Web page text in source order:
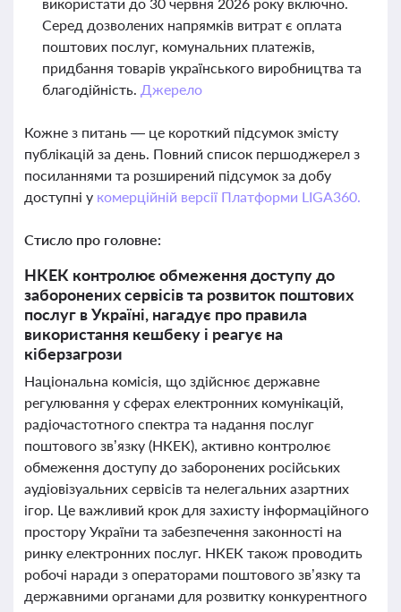
Серед дозволених напрямків витрат є оплата
поштових послуг, комунальних платежів,
придбання товарів українського виробництва та
благодійність. Джерело
Кожне з питань — це короткий підсумок змісту
публікацій за день. Повний список першоджерел з
посиланнями та розширений підсумок за добу
доступні у комерційній версії Платформи LIGA360.
Стисло про головне:
НКЕК контролює обмеження доступу до
заборонених сервісів та розвиток поштових
послуг в Україні, нагадує про правила
використання кешбеку і реагує на
кіберзагрози
Національна комісія, що здійснює державне
регулювання у сферах електронних комунікацій,
радіочастотного спектра та надання послуг
поштового зв’язку (НКЕК), активно контролює
обмеження доступу до заборонених російських
аудіовізуальних сервісів та нелегальних азартних
ігор. Це важливий крок для захисту інформаційного
простору України та забезпечення законності на
ринку електронних послуг. НКЕК також проводить
робочі наради з операторами поштового зв’язку та
державними органами для розвитку конкурентного